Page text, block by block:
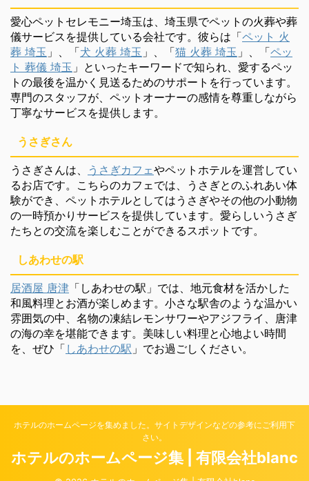
愛心ペットセレモニー埼玉は、埼玉県でペットの火葬や葬
儀サービスを提供している会社です。彼らは「ペット 火
葬 埼玉 」、「犬 火葬 埼玉 」、「猫 火葬 埼玉 」、「ペッ
ト 葬儀 埼玉 」といったキーワードで知られ、愛するペッ
トの最後を温かく見送るためのサポートを行っています。
専門のスタッフが、ペットオーナーの感情を尊重しながら
丁寧なサービスを提供します。
うさぎさん
うさぎさんは、 うさぎカフェやペットホテルを運営してい
るお店です。こちらのカフェでは、うさぎとのふれあい体
験ができ、ペットホテルとしてはうさぎやその他の小動物
の一時預かりサービスを提供しています。愛らしいうさぎ
たちとの交流を楽しむことができるスポットです。
しあわせの駅
居酒屋 唐津 「しあわせの駅」では、地元食材を活かした
和風料理とお酒が楽しめます。小さな駅舎のような温かい
雰囲気の中、名物の凍結レモンサワーやアジフライ、唐津
の海の幸を堪能できます。美味しい料理と心地よい時間
を、ぜひ「 しあわせの駅 」でお過ごしください。
ホテルのホームページを集めました。サイトデザインなどの参考にご利用下
さい。
ホテルのホームページ集 | 有限会社blanc